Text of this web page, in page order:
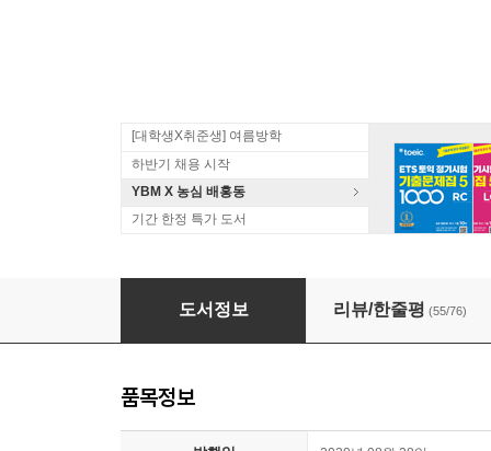
[대학생X취준생] 여름방학
하반기 채용 시작
YBM X 농심 배홍동
기간 한정 특가 도서
쉬운 단어로 1분 영어 말하기
도서정보 리뷰/한줄평 (55/76)
품목정보